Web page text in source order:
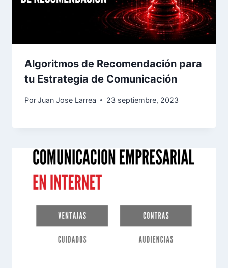
Algoritmos de Recomendación para
tu Estrategia de Comunicación
PorJuan Jose Larrea 23 septiembre, 2023